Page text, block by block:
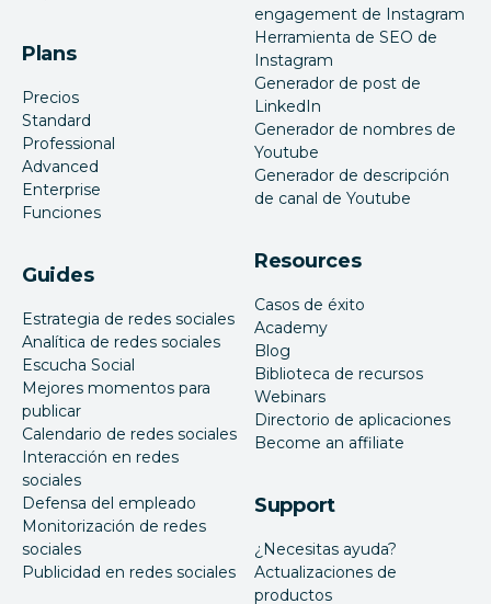
Plans
Precios
Standard
Professional
Advanced
Enterprise
Funciones
Guides
Estrategia de redes sociales
Analítica de redes sociales
Escucha Social
Mejores momentos para
publicar
Calendario de redes sociales
Interacción en redes
sociales
Defensa del empleado
Monitorización de redes
sociales
Publicidad en redes sociales
engagement de Instagram
Herramienta de SEO de
Instagram
Generador de post de
LinkedIn
Generador de nombres de
Youtube
Generador de descripción
de canal de Youtube
Resources
Casos de éxito
Academy
Blog
Biblioteca de recursos
Webinars
Directorio de aplicaciones
Become an affiliate
Support
¿Necesitas ayuda?
Actualizaciones de
productos